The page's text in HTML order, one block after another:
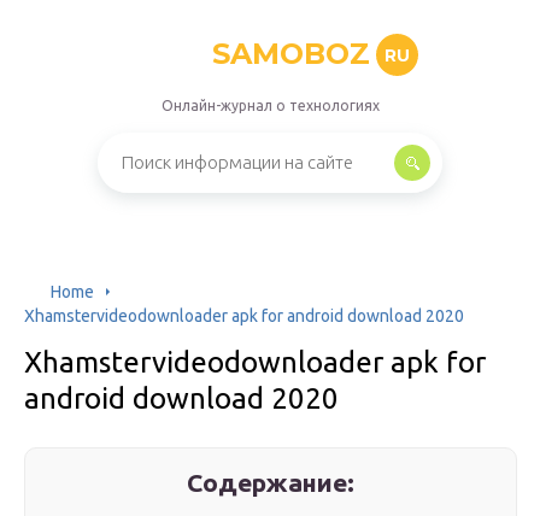
SAMOBOZ RU
Онлайн-журнал о технологиях
Home
Xhamstervideodownloader apk for android download 2020
Xhamstervideodownloader apk for
android download 2020
Содержание: